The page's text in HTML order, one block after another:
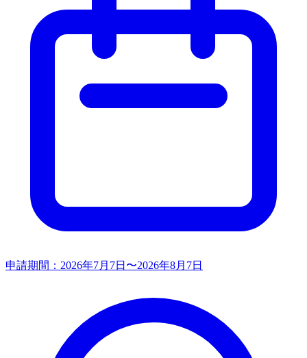
申請期間： 2026年7月7日〜2026年8月7日